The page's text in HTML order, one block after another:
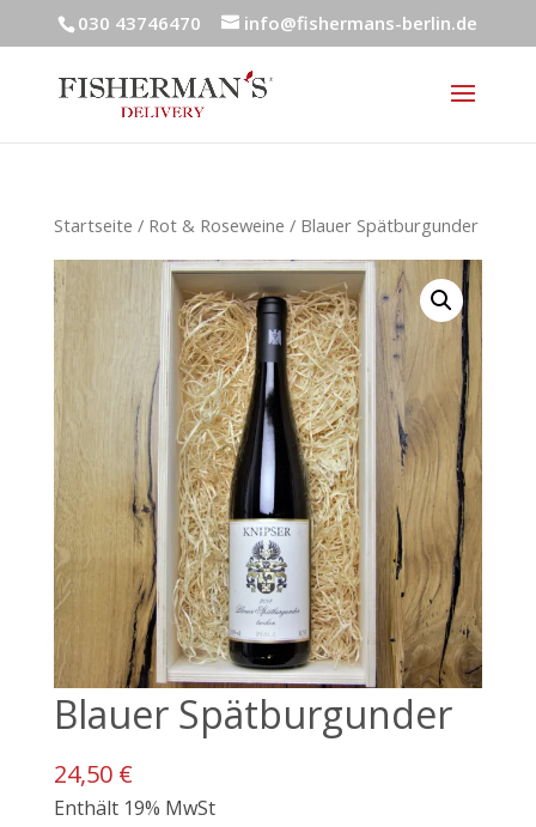
030 43746470 info@fishermans-berlin.de
Startseite / Rot & Roseweine / Blauer Spätburgunder
Blauer Spätburgunder
24,50 €
Enthält 19% MwSt